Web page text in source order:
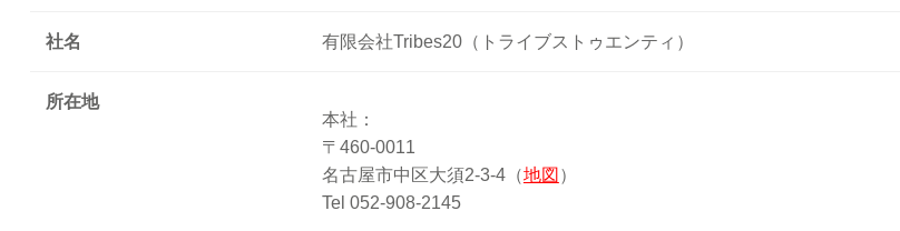
社名 有限会社Tribes20（トライブストゥエンティ）
所在地
本社：
〒460-0011
名古屋市中区大須2-3-4（地図 ）
Tel 052-908-2145